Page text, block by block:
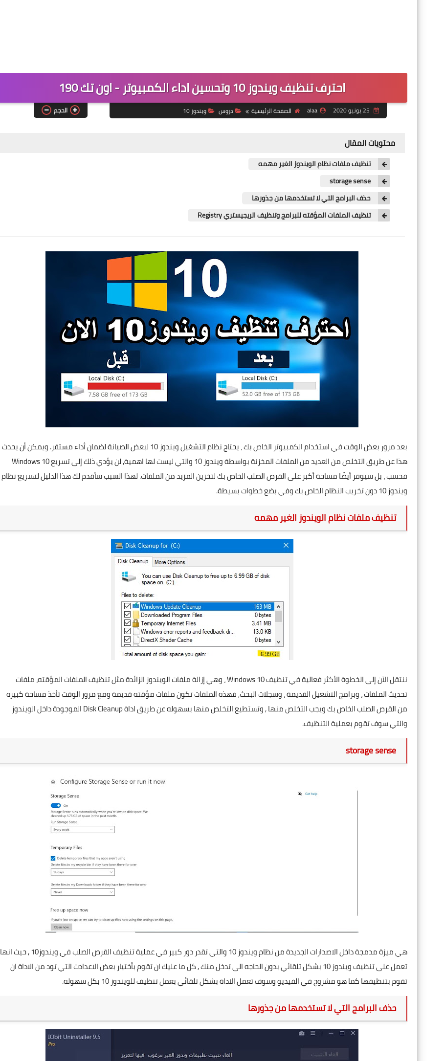
احترف تنظيف ويندوز 10 وتحسين اداء الكمبيوتر - اون تك 190
alaa الصفحة الرئيسية دروس ويندوز 10 الحجم
محتويات المقال
تنظيف ملفات نظام الويندوز الغير مهمه
storage sense
حذف البرامج التي لا تستخدمها من جذورها
تنظيف الملفات المؤقته للبرامج وتنظيف الريجيستري Registry
بعد مرور بعض الوقت في استخدام الكمبيوتر الخاص بك ، يحتاج نظام التشغيل ويندوز 10 لبعض الصيانة لضمان أداء مستقر. ويمكن أن يحدث
هذا عن طريق التخلص من العديد من الملفات المخزنة بواسطة ويندوز 10 والتي ليست لها اهمية, لن يؤدي ذلك إلى تسريع Windows 10
فحسب ، بل سيوفر أيضًا مساحة أكبر على القرص الصلب الخاص بك لتخزين المزيد من الملفات. لهذا السبب سأقدم لك هذا الدليل لتسريع نظام
ويندوز 10 دون تخريب النظام الخاص بك وفي بضع خطوات بسيطة.
تنظيف ملفات نظام الويندوز الغير مهمه
ننتقل الآن إلى الخطوة الأكثر فعالية في تنظيف Windows 10 ، وهي إزالة ملفات الويندوز الزائدة مثل تنظيف الملفات المؤقته، ملفات
تحديث الملفات ، وبرامج التشغيل القديمة ، وسجلات البحث, فهذه الملفات تكون ملفات مؤقته قديمة ومع مرور الوقت تأخذ مساحة كبيره
من القرص الصلب الخاص بك ويجب التخلص منها , وتستطيع التخلص منها بسهوله عن طريق اداة Disk Cleanup الموجودة داخل الويندوز
والتي سوف تقوم بعملية التنظيف.
storage sense
هي ميزة مدمجة داخل الاصدارات الجديدة من نظام ويندوز 10 والتي تقدر دور كبير في عملية تنظيف القرص الصلب في ويندوز10 , حيث انها
تعمل على تنظيف ويندوز 10 بشكل تلقائي بدون الحاجه الى تدخل منك , كل ما عليك ان تقوم بأختيار بعض الاعدادت التي تود من الاداة ان
تقوم بتنظيفها كما هو مشروح في الفيديو وسوف تعمل الاداة بشكل تلقائي بعمل تنظيف للويندوز 10 بكل سهوله.
حذف البرامج التي لا تستخدمها من جذورها